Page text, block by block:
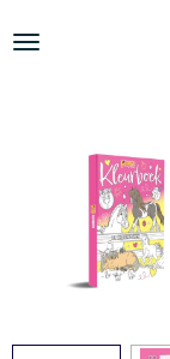
direct